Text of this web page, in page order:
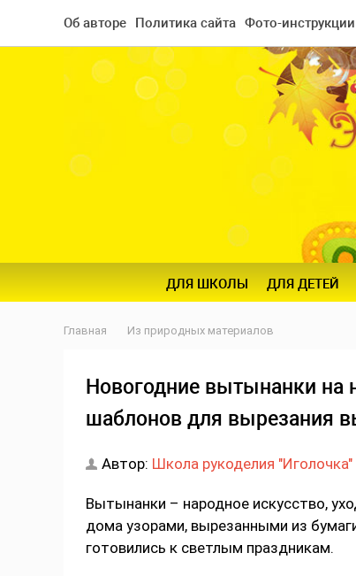
Об авторе Политика сайта Фото-инструкции
ДЛЯ ШКОЛЫ ДЛЯ ДЕТЕЙ
Главная Из природных материалов
Новогодние вытынанки на
шаблонов для вырезания
Автор: Школа рукоделия "Иголочка"
Вытынанки – народное искусство,
дома узорами, вырезанными из
готовились к светлым праздникам.